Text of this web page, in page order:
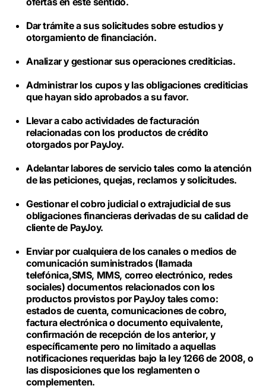
Dar trámite a sus solicitudes sobre estudios y
otorgamiento de financiación.
Analizar y gestionar sus operaciones crediticias.
Administrar los cupos y las obligaciones crediticias
que hayan sido aprobados a su favor.
Llevar a cabo actividades de facturación
relacionadas con los productos de crédito
otorgados por PayJoy.
Adelantar labores de servicio tales como la atención
de las peticiones, quejas, reclamos y solicitudes.
Gestionar el cobro judicial o extrajudicial de sus
obligaciones financieras derivadas de su calidad de
cliente de PayJoy.
Enviar por cualquiera de los canales o medios de
comunicación suministrados (llamada
telefónica,SMS, MMS, correo electrónico, redes
sociales) documentos relacionados con los
productos provistos por PayJoy tales como:
estados de cuenta, comunicaciones de cobro,
factura electrónica o documento equivalente,
confirmación de recepción de los anterior, y
específicamente pero no limitado a aquellas
notificaciones requeridas bajo la ley 1266 de 2008, o
las disposiciones que los reglamenten o
complementen.